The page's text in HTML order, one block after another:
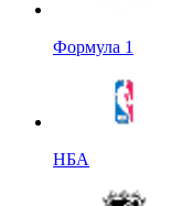
Формула 1
НБА